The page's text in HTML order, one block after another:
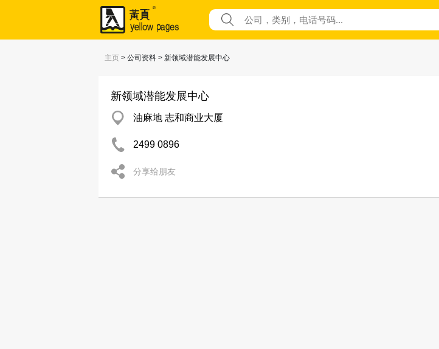
主页 > 公司资料 > 新领域潜能发展中心
新领域潜能发展中心
油麻地 志和商业大厦
2499 0896
分享给朋友